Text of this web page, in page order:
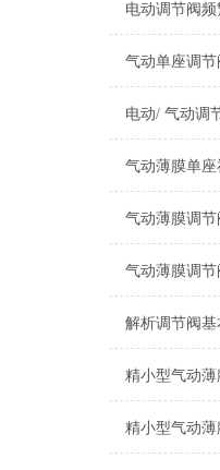
电动调节阀
气动单座调
电动/ 气动调
解析调节阀基